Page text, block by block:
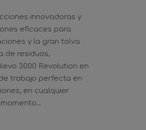
innovadoras y
eficaces para
y la gran tolva
de residuos,
3000 Revolution en
trabajo perfecta en
en cualquier